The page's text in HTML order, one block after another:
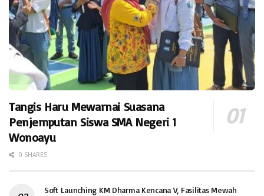
Tangis Haru Mewarnai Suasana
Penjemputan Siswa SMA Negeri 1
Wonoayu
0 SHARES
Soft Launching KM Dharma Kencana V, Fasilitas Mewah